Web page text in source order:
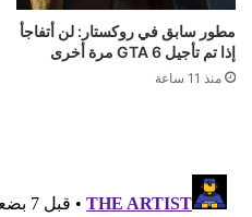
مطور سابق في روكستار: لن أتفاجأ
إذا تم تأجيل GTA 6 مرة أخرى
منذ 11 ساعة